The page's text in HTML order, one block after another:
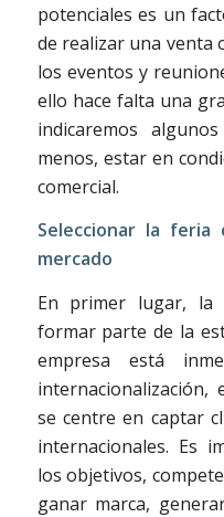
potenciales es un
de realizar una venta
los eventos y
ello hace falta una
indicaremos
menos, estar en
comercial.
Seleccionar la
mercado
En primer lugar, la
formar parte de la
empresa está
se centre en captar
internacionales. Es
los objetivos,
ganar marca,